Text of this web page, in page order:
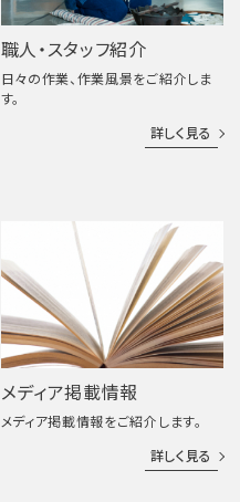
職人・スタッフ紹介
日々の作業、作業風景をご紹介しま
す。
詳しく見る
メディア掲載情報
メディア掲載情報をご紹介します。
詳しく見る